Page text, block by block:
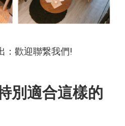
：歡迎聯繋我們!
別適合這樣的